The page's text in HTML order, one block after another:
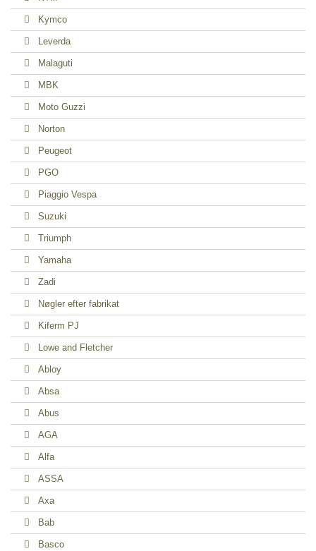
Kymco
Leverda
Malaguti
MBK
Moto Guzzi
Norton
Peugeot
PGO
Piaggio Vespa
Suzuki
Triumph
Yamaha
Zadi
Nøgler efter fabrikat
Kiferm PJ
Lowe and Fletcher
Abloy
Absa
Abus
AGA
Alfa
ASSA
Axa
Bab
Basco